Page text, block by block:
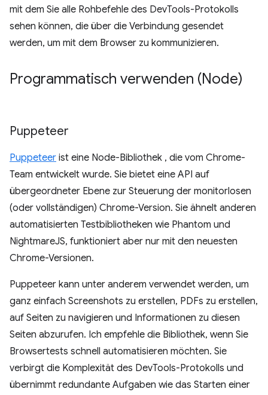
mit dem Sie alle Rohbefehle des DevTools-Protokolls
sehen können, die über die Verbindung gesendet
werden, um mit dem Browser zu kommunizieren.
Programmatisch verwenden (Node)
Puppeteer
Puppeteer ist eine Node-Bibliothek , die vom Chrome-
Team entwickelt wurde. Sie bietet eine API auf
übergeordneter Ebene zur Steuerung der monitorlosen
(oder vollständigen) Chrome-Version. Sie ähnelt anderen
automatisierten Testbibliotheken wie Phantom und
NightmareJS, funktioniert aber nur mit den neuesten
Chrome-Versionen.
Puppeteer kann unter anderem verwendet werden, um
ganz einfach Screenshots zu erstellen, PDFs zu erstellen,
auf Seiten zu navigieren und Informationen zu diesen
Seiten abzurufen. Ich empfehle die Bibliothek, wenn Sie
Browsertests schnell automatisieren möchten. Sie
verbirgt die Komplexität des DevTools-Protokolls und
übernimmt redundante Aufgaben wie das Starten einer